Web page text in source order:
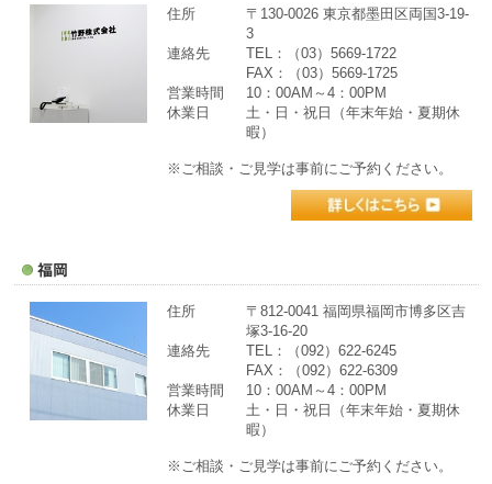
住所
〒130-0026 東京都墨田区両国3-19-
3
連絡先
TEL：（03）5669-1722
FAX：（03）5669-1725
営業時間
10：00AM～4：00PM
休業日
土・日・祝日（年末年始・夏期休
暇）
※ご相談・ご見学は事前にご予約ください。
住所
〒812-0041 福岡県福岡市博多区吉
塚3-16-20
連絡先
TEL：（092）622-6245
FAX：（092）622-6309
営業時間
10：00AM～4：00PM
休業日
土・日・祝日（年末年始・夏期休
暇）
※ご相談・ご見学は事前にご予約ください。